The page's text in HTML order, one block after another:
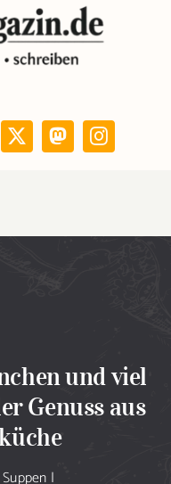
und viel
Genuss aus
Suppen |